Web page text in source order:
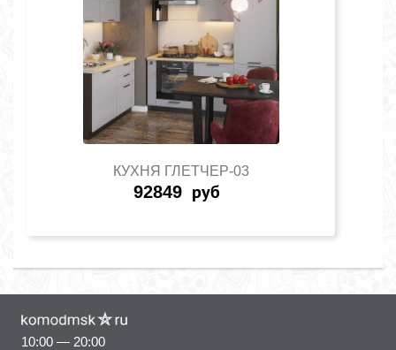
КУХНЯ ГЛЕТЧЕР-03
92849 руб
10:00 — 20:00